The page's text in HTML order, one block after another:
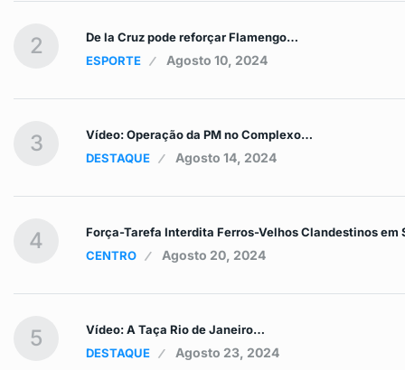
2
De la Cruz pode reforçar Flamengo…
ESPORTE
Agosto 10, 2024
3
Vídeo: Operação da PM no Complexo…
DESTAQUE
Agosto 14, 2024
4
Força-Tarefa Interdita Ferros-Velhos Clandestinos em
CENTRO
Agosto 20, 2024
5
Vídeo: A Taça Rio de Janeiro…
DESTAQUE
Agosto 23, 2024